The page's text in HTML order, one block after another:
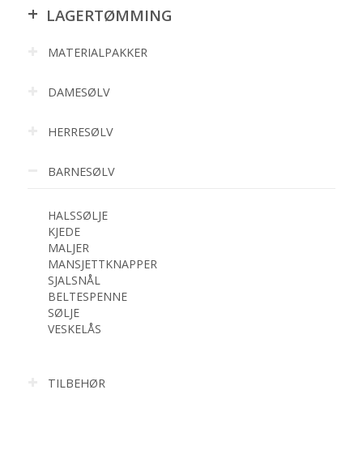
+ LAGERTØMMING
MATERIALPAKKER
DAMESØLV
HERRESØLV
BARNESØLV
HALSSØLJE
KJEDE
MALJER
MANSJETTKNAPPER
SJALSNÅL
BELTESPENNE
SØLJE
VESKELÅS
TILBEHØR